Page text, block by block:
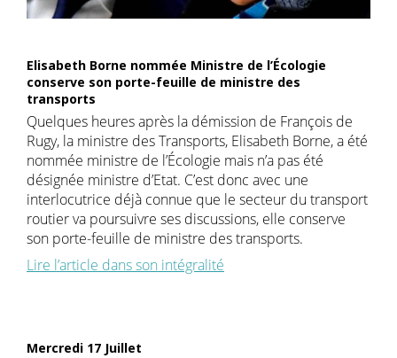
Elisabeth Borne nommée Ministre de l’Écologie
conserve son porte-feuille de ministre des
transports
Quelques heures après la démission de François de
Rugy, la ministre des Transports, Elisabeth Borne, a été
nommée ministre de l’Écologie mais n’a pas été
désignée ministre d’Etat. C’est donc avec une
interlocutrice déjà connue que le secteur du transport
routier va poursuivre ses discussions, elle conserve
son porte-feuille de ministre des transports.
Lire l’article dans son intégralité
Mercredi 17 Juillet